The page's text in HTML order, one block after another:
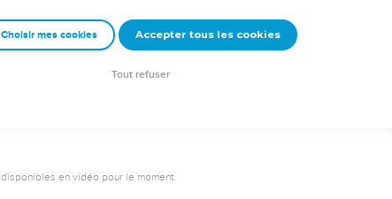
: ‘Je vais te chasser de cette terre ; tu mourras cette
se détourner de l'Eternel.’ »
mois de cette année-là.
en vidéo pour le moment.
Choisir mes cookies Accepter tous les cookies
Tout refuser